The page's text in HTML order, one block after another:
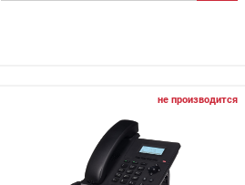
не производится